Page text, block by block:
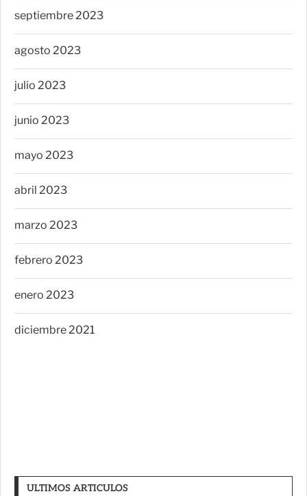
septiembre 2023
agosto 2023
julio 2023
junio 2023
mayo 2023
abril 2023
marzo 2023
febrero 2023
enero 2023
diciembre 2021
ULTIMOS ARTICULOS